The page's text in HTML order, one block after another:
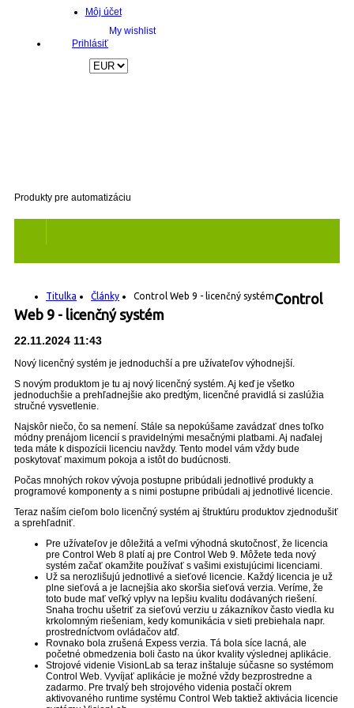
Môj účet
Prihlásiť
Produkty pre automatizáciu
Titulka Články Control Web 9 - licenčný systémControl
Web 9 - licenčný systém
22.11.2024 11:43
Nový licenčný systém je jednoduchší a pre užívateľov výhodnejší.
S novým produktom je tu aj nový licenčný systém. Aj keď je všetko
jednoduchšie a prehľadnejšie ako predtým, licenčné pravidlá si zaslúžia
stručné vysvetlenie.
Najskôr niečo, čo sa nemení. Stále sa nepokúšame zavádzať dnes toľko
módny prenájom licencií s pravidelnými mesačnými platbami. Aj naďalej
teda máte k dispozícii licenciu navždy. Tento model vám vždy bude
poskytovať maximum pokoja a istôt do budúcnosti.
Počas mnohých rokov vývoja postupne pribúdali jednotlivé produkty a
programové komponenty a s nimi postupne pribúdali aj jednotlivé licencie.
Teraz naším cieľom bolo licenčný systém aj štruktúru produktov zjednodušiť
a sprehľadniť.
Pre užívateľov je dôležitá a veľmi výhodná skutočnosť, že licencia
pre Control Web 8 platí aj pre Control Web 9. Môžete teda nový
systém začať okamžite používať s vašimi existujúcimi licenciami.
Už sa nerozlišujú jednotlivé a sieťové licencie. Každý licencia je už
plne sieťová a je lacnejšia ako skoršia sieťová verzia. Veríme, že
toto bude mať veľký vplyv na lepšiu kvalitu dodávaných riešení.
Snaha trochu ušetriť za sieťovú verziu u zákazníkov často viedla ku
krkolomným riešeniam, kedy komunikácia v sieti prebiehala napr.
prostredníctvom ovládačov atď.
Rovnako bola zrušená Expess verzia. Tá bola síce lacná, ale
početné obmedzenia boli často na úkor kvality výslednej aplikácie.
Strojové videnie VisionLab sa teraz inštaluje súčasne so systémom
Control Web. Vyvíjať aplikácie je možné vždy bezprostredne a
zadarmo. Pre trvalý beh strojového videnia postačí okrem
aktivovaného runtime systému Control Web taktiež aktivácia licencie